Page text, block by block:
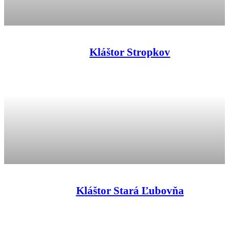
Kláštor Stropkov
Kláštor Stará Ľubovňa